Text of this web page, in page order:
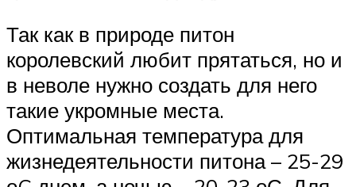
Так как в природе питон
королевский любит прятаться, но и
в неволе нужно создать для него
такие укромные места.
Оптимальная температура для
жизнедеятельности питона – 25-29